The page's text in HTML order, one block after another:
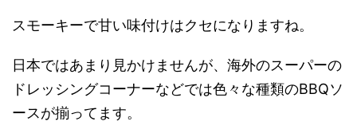
スモーキーで甘い味付けはクセになりますね。
日本ではあまり見かけませんが、海外のスーパーの
ドレッシングコーナーなどでは色々な種類のBBQソ
ースが揃ってます。